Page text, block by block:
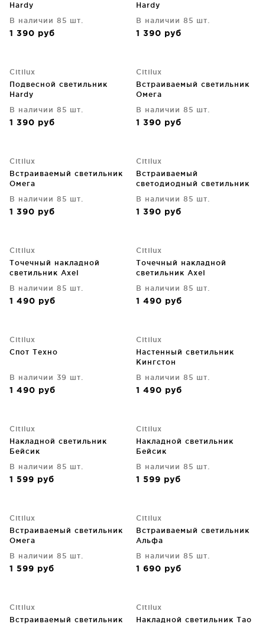
Hardy
В наличии 85 шт.
1 390 руб
Hardy
В наличии 85 шт.
1 390 руб
Citilux
Подвесной светильник
Hardy
В наличии 85 шт.
1 390 руб
Citilux
Встраиваемый светильник
Омега
В наличии 85 шт.
1 390 руб
Citilux
Встраиваемый светильник
Омега
В наличии 85 шт.
1 390 руб
Citilux
Встраиваемый
светодиодный светильник
В наличии 85 шт.
1 390 руб
Citilux
Точечный накладной
светильник Axel
В наличии 85 шт.
1 490 руб
Citilux
Точечный накладной
светильник Axel
В наличии 85 шт.
1 490 руб
Citilux
Спот Техно
В наличии 39 шт.
1 490 руб
Citilux
Настенный светильник
Кингстон
В наличии 85 шт.
1 490 руб
Citilux
Накладной светильник
Бейсик
В наличии 85 шт.
1 599 руб
Citilux
Накладной светильник
Бейсик
В наличии 85 шт.
1 599 руб
Citilux
Встраиваемый светильник
Омега
В наличии 85 шт.
1 599 руб
Citilux
Встраиваемый светильник
Альфа
В наличии 85 шт.
1 690 руб
Citilux
Встраиваемый светильник
Citilux
Накладной светильник Тао